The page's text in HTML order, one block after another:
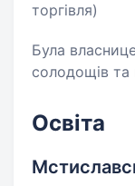
торгівля)
Була
солодощів та
Освіта